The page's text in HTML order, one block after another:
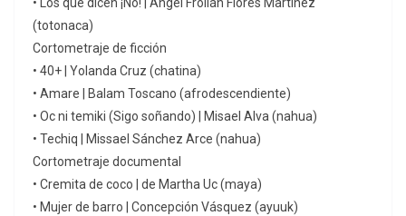
(totonaca)
Cortometraje de ficción
• 40+ | Yolanda Cruz (chatina)
• Amare | Balam Toscano (afrodescendiente)
• Oc ni temiki (Sigo soñando) | Misael Alva (nahua)
• Techiq | Missael Sánchez Arce (nahua)
Cortometraje documental
• Cremita de coco | de Martha Uc (maya)
• Mujer de barro | Concepción Vásquez (ayuuk)